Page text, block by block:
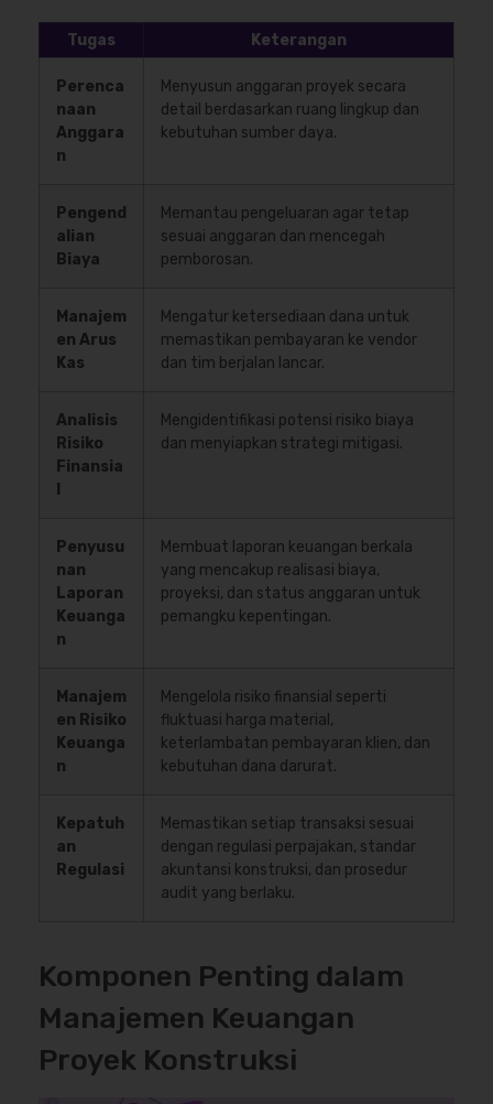
Tugas Keterangan
Perenca
naan
Anggara
n
Menyusun anggaran proyek secara
detail berdasarkan ruang lingkup dan
kebutuhan sumber daya.
Pengend
alian
Biaya
Memantau pengeluaran agar tetap
sesuai anggaran dan mencegah
pemborosan.
Manajem
en Arus
Kas
Mengatur ketersediaan dana untuk
memastikan pembayaran ke vendor
dan tim berjalan lancar.
Analisis
Risiko
Finansia
Mengidentifikasi potensi risiko biaya
dan menyiapkan strategi mitigasi.
Penyusu
nan
Laporan
Keuanga
n
Membuat laporan keuangan berkala
yang mencakup realisasi biaya,
proyeksi, dan status anggaran untuk
pemangku kepentingan.
Manajem
en Risiko
Keuanga
n
Mengelola risiko finansial seperti
fluktuasi harga material,
keterlambatan pembayaran klien, dan
kebutuhan dana darurat.
Kepatuh
an
Regulasi
Memastikan setiap transaksi sesuai
dengan regulasi perpajakan, standar
akuntansi konstruksi, dan prosedur
audit yang berlaku.
Komponen Penting dalam
Manajemen Keuangan
Proyek Konstruksi